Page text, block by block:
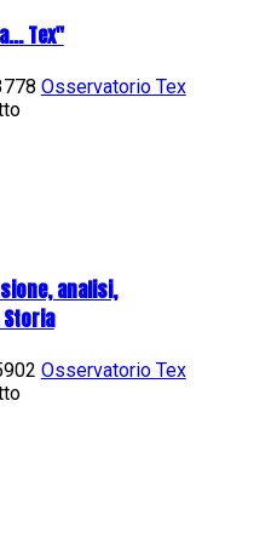
Tex"
Osservatorio Tex
analisi,
Osservatorio Tex